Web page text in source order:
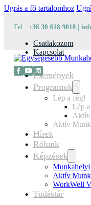
Ugrás a fő tartalomhoz
Tel.:+36 30 618 9018|
Csatlakozom
Kapcsolat
Események
Programok
Lép a cég!
Lép
Aktív
Aktív
Hírek
Rólunk
Képzések
Aktív